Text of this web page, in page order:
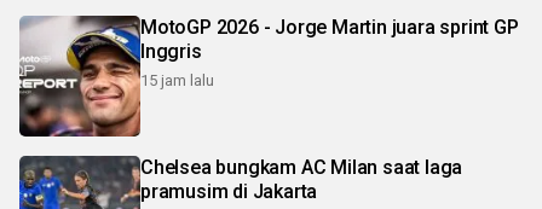
MotoGP 2026 - Jorge Martin juara sprint GP
Inggris
15 jam lalu
Chelsea bungkam AC Milan saat laga
pramusim di Jakarta